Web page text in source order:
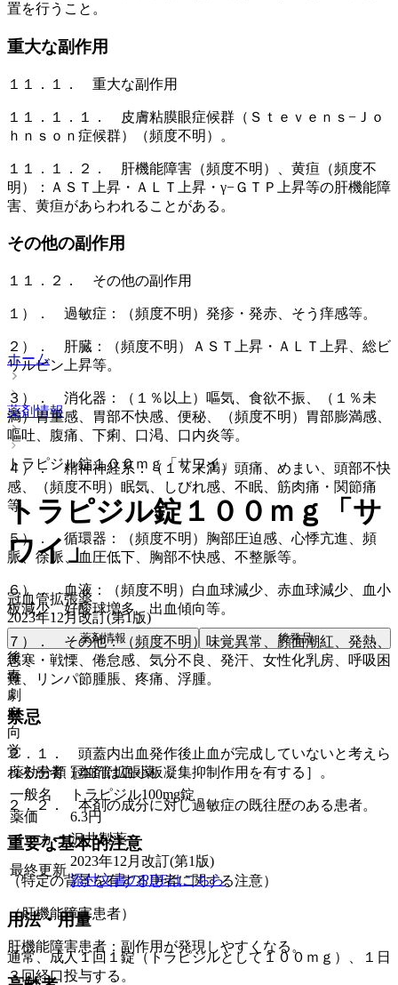
置を行うこと。
重大な副作用
１１．１． 重大な副作用
１１．１．１． 皮膚粘膜眼症候群（Ｓｔｅｖｅｎｓ−Ｊｏ
ｈｎｓｏｎ症候群）（頻度不明）。
１１．１．２． 肝機能障害（頻度不明）、黄疸（頻度不
明）：ＡＳＴ上昇・ＡＬＴ上昇・γ−ＧＴＰ上昇等の肝機能障
害、黄疸があらわれることがある。
その他の副作用
１１．２． その他の副作用
１）． 過敏症：（頻度不明）発疹・発赤、そう痒感等。
２）． 肝臓：（頻度不明）ＡＳＴ上昇・ＡＬＴ上昇、総ビ
リルビン上昇等。
３）． 消化器：（１％以上）嘔気、食欲不振、（１％未
満）胃重感、胃部不快感、便秘、（頻度不明）胃部膨満感、
嘔吐、腹痛、下痢、口渇、口内炎等。
４）． 精神神経系：（１％未満）頭痛、めまい、頭部不快
感、（頻度不明）眠気、しびれ感、不眠、筋肉痛・関節痛
等。
５）． 循環器：（頻度不明）胸部圧迫感、心悸亢進、頻
脈、徐脈、血圧低下、胸部不快感、不整脈等。
６）． 血液：（頻度不明）白血球減少、赤血球減少、血小
板減少、好酸球増多、出血傾向等。
７）． その他：（頻度不明）味覚異常、顔面潮紅、発熱、
悪寒・戦慄、倦怠感、気分不良、発汗、女性化乳房、呼吸困
難、リンパ節腫脹、疼痛、浮腫。
禁忌
２．１． 頭蓋内出血発作後止血が完成していないと考えら
れる患者［本剤は血小板凝集抑制作用を有する］。
２．２． 本剤の成分に対し過敏症の既往歴のある患者。
重要な基本的注意
（特定の背景を有する患者に関する注意）
（肝機能障害患者）
肝機能障害患者：副作用が発現しやすくなる。
ホーム
薬剤情報
トラピジル錠１００ｍｇ「サワイ」
トラピジル錠１００ｍｇ「サ
ワイ」
冠血管拡張薬
2023年12月改訂(第1版)
薬剤情報 後発品
後
毒
劇
麻
向
覚
薬効分類 冠血管拡張薬
一般名
トラピジル100mg錠
薬価
6.3円
メーカー 沢井製薬
最終更新
2023年12月改訂(第1版)
添付文書のPDFはこちら
用法・用量
通常、成人１回１錠（トラピジルとして１００ｍｇ）、１日
３回経口投与する。